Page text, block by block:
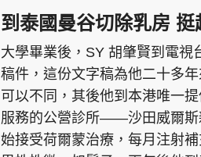
到泰國曼谷切除乳房
大學畢業後，SY 胡肇賢到電視
稿件，這份文字稿為他二十多
可以不同，其後他到本港唯一
服務的公營診所——沙田威爾斯
始接受荷爾蒙治療，每月注射